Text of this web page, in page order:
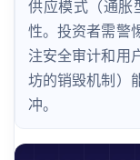
供应模式（通胀
性。投资者需警
注安全审计和用
坊的销毁机制）
冲。